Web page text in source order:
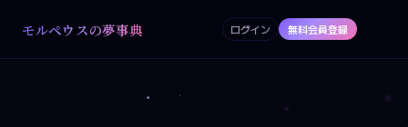
モルペウスの夢事典 ログイン 無料会員登録